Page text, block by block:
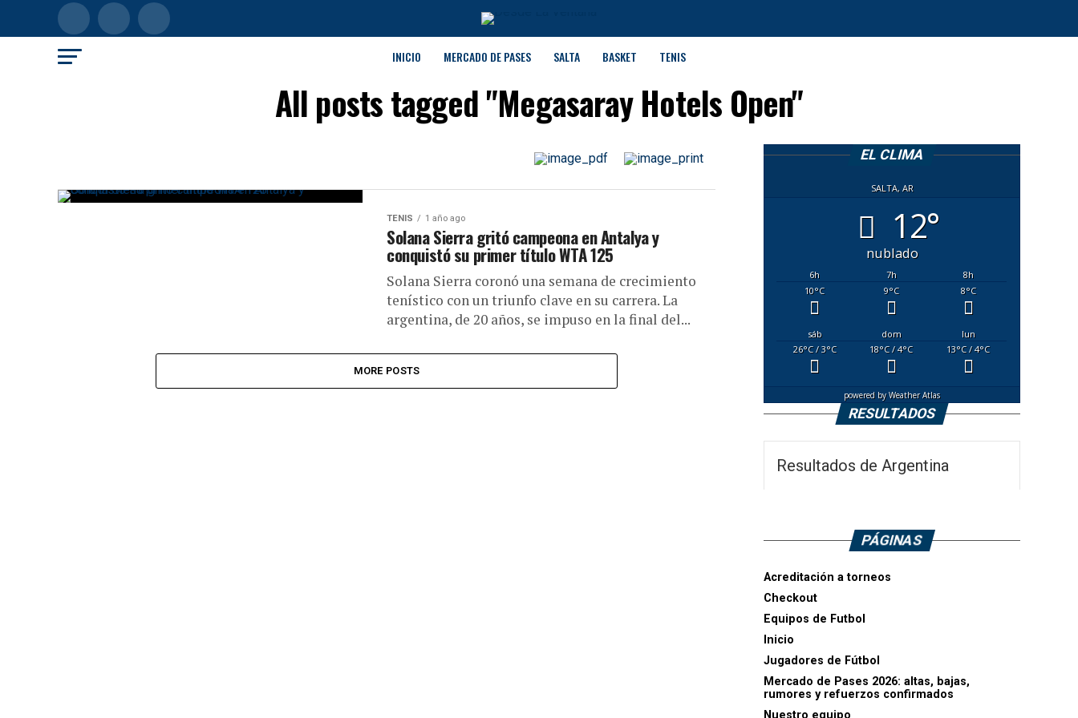
INICIO MERCADO DE PASES SALTA BASKET TENIS
All posts tagged "Megasaray Hotels Open"
TENIS 1 año ago
Solana Sierra gritó campeona en Antalya y
conquistó su primer título WTA 125
Solana Sierra coronó una semana de crecimiento
tenístico con un triunfo clave en su carrera. La
argentina, de 20 años, se impuso en la final del...
MORE POSTS
EL CLIMA
SALTA, AR
12°
nublado
6h 7h 8h
10°C 9°C 8°C
sáb dom
lun
26°C/ 3°C 18°C/ 4°C 13°C/ 4°C
powered byWeather Atlas
RESULTADOS
Resultados de Argentina
PÁGINAS
Acreditación a torneos
Checkout
Equipos de Futbol
Inicio
Jugadores de Fútbol
Mercado de Pases 2026: altas, bajas,
rumores y refuerzos confirmados